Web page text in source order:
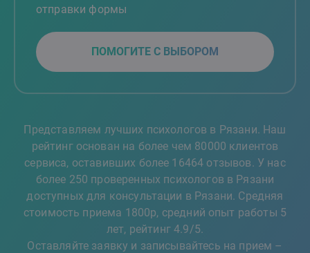
отправки формы
ПОМОГИТЕ С ВЫБОРОМ
Представляем лучших психологов в Рязани. Наш
рейтинг основан на более чем 80000 клиентов
сервиса, оставивших более 16464 отзывов. У нас
более 250 проверенных психологов в Рязани
доступных для консультации в Рязани. Средняя
стоимость приема 1800р, средний опыт работы 5
лет, рейтинг 4.9/5.
Оставляйте заявку и записывайтесь на прием –